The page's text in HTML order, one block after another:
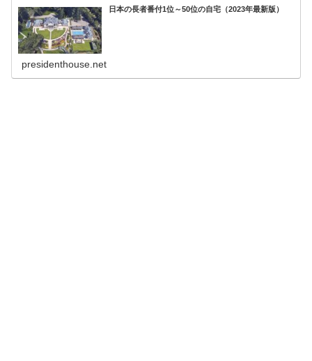
日本の長者番付1位～50位の自宅（2023年最新版）
presidenthouse.net